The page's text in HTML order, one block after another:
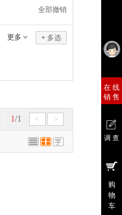
全部撤销
更多 + 多选
1/1 < >
在 线
销 售
调 查
调 查
购
物
车